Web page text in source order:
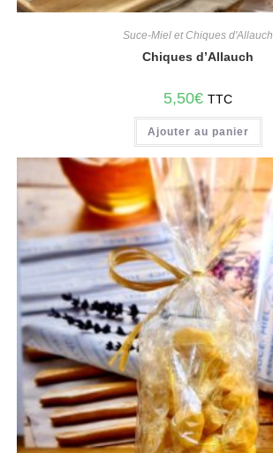
Suce-Miel et Chiques d'Allauch
Chiques d’Allauch
5,50€ TTC
Ajouter au panier